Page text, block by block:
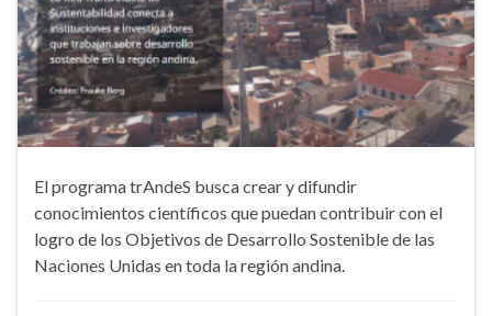
El programa trAndeS busca crear y difundir
conocimientos científicos que puedan contribuir con el
logro de los Objetivos de Desarrollo Sostenible de las
Naciones Unidas en toda la región andina.